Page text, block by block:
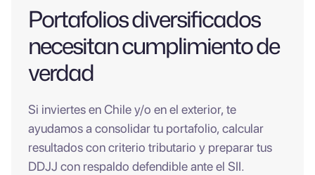
Portafolios diversificados
necesitan cumplimiento de
verdad
Si inviertes en Chile y/o en el exterior, te
ayudamos a consolidar tu portafolio, calcular
resultados con criterio tributario y preparar tus
DDJJ con respaldo defendible ante el SII.